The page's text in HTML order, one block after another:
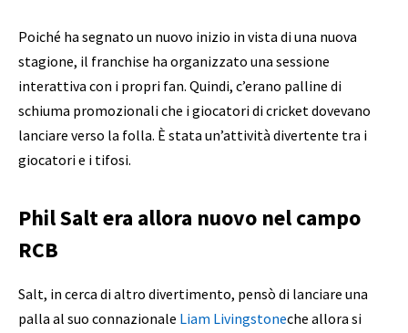
Poiché ha segnato un nuovo inizio in vista di una nuova
stagione, il franchise ha organizzato una sessione
interattiva con i propri fan. Quindi, c’erano palline di
schiuma promozionali che i giocatori di cricket dovevano
lanciare verso la folla. È stata un’attività divertente tra i
giocatori e i tifosi.
Phil Salt era allora nuovo nel campo
RCB
Salt, in cerca di altro divertimento, pensò di lanciare una
palla al suo connazionale Liam Livingstoneche allora si